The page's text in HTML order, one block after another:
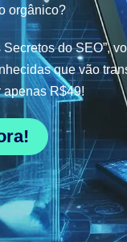
orgânico?
Secretos do SEO”,
que vão
apenas R$49!